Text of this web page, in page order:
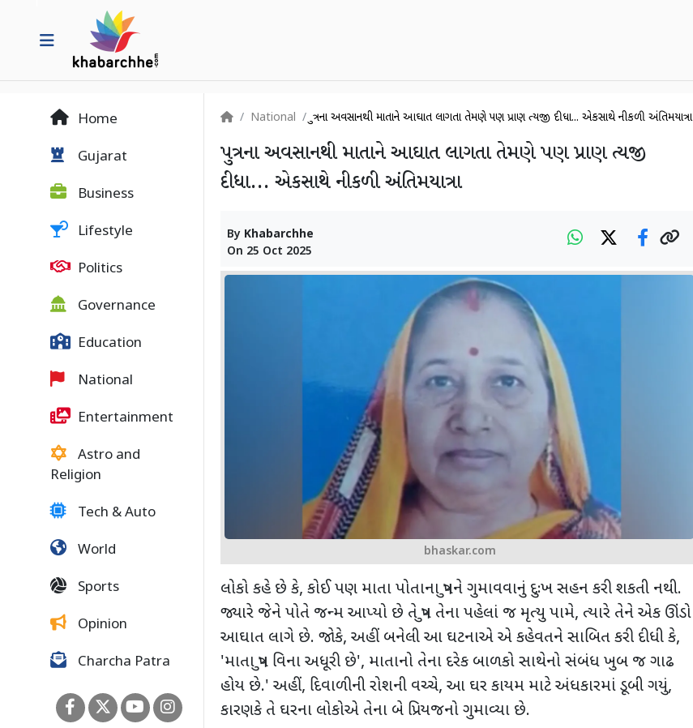
Home
Gujarat
Business
Lifestyle
Politics
Governance
Education
National
Entertainment
Astro and
Religion
Tech & Auto
World
Sports
Opinion
Charcha Patra
National પુત્રના અવસાનથી માતાને આઘાત લાગતા તેમણે પણ પ્રાણ ત્યજી દીધા... એકસાથે નીકળી અંતિમયાત્રા
પુત્રના અવસાનથી માતાને આઘાત લાગતા તેમણે પણ પ્રાણ ત્યજી
દીધા... એકસાથે નીકળી અંતિમયાત્રા
By Khabarchhe
On 25 Oct 2025
bhaskar.com
લોકો કહે છે કે, કોઈ પણ માતા પોતાના પુત્રને ગુમાવવાનું દુઃખ સહન કરી શકતી નથી.
જ્યારે જેને પોતે જન્મ આપ્યો છે તે પુત્ર તેના પહેલાં જ મૃત્યુ પામે, ત્યારે તેને એક ઊંડો
આઘાત લાગે છે. જોકે, અહીં બનેલી આ ઘટનાએ એ કહેવતને સાબિત કરી દીધી કે,
'માતા પુત્ર વિના અધૂરી છે', માતાનો તેના દરેક બાળકો સાથેનો સંબંધ ખુબ જ ગાઢ
હોય છે.' અહીં, દિવાળીની રોશની વચ્ચે, આ ઘર કાયમ માટે અંધકારમાં ડૂબી ગયું,
કારણકે તે ઘરના લોકોએ તેના બે પ્રિયજનો ગુમાવ્યા છે.